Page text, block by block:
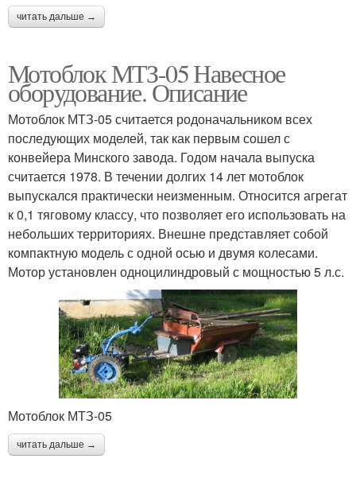
читать дальше →
Мотоблок МТЗ-05 Навесное
оборудование. Описание
Мотоблок МТЗ-05 считается родоначальником всех
последующих моделей, так как первым сошел с
конвейера Минского завода. Годом начала выпуска
считается 1978. В течении долгих 14 лет мотоблок
выпускался практически неизменным. Относится агрегат
к 0,1 тяговому классу, что позволяет его использовать на
небольших территориях. Внешне представляет собой
компактную модель с одной осью и двумя колесами.
Мотор установлен одноцилиндровый с мощностью 5 л.с.
Мотоблок МТЗ-05
читать дальше →